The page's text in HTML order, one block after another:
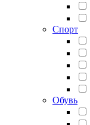
Спорт
Обувь